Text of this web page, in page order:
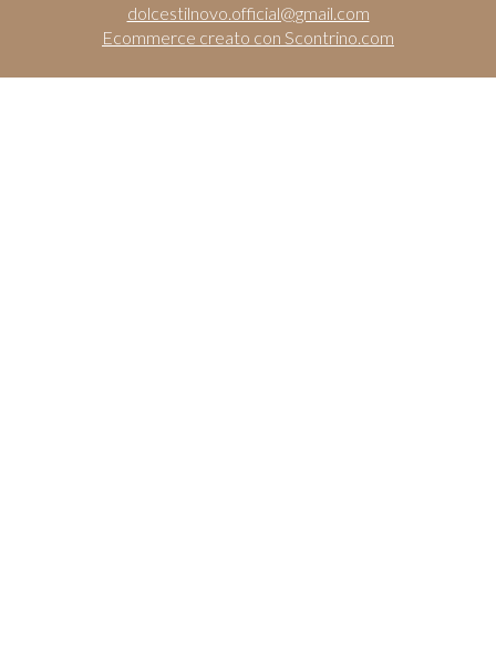
dolcestilnovo.official@gmail.com
Ecommerce creato con Scontrino.com